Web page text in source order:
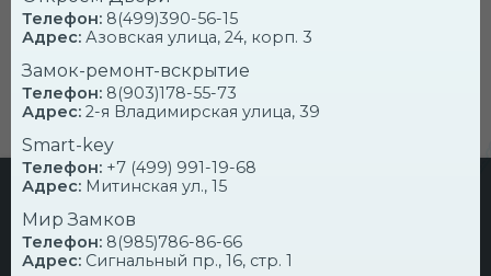
ИЩЕМ ПАРТНЕРОВ!
ПРЕДОСТАВЛЯЕМ ЗАКАЗЫ НА
ВСКРЫТИЕ ЗАМКОВ!
Телефон: 8(499)390-56-15
Адрес: Азовская улица, 24, корп. 3
Замок-ремонт-вскрытие
Телефон: 8(903)178-55-73
Адрес: 2-я Владимирская улица, 39
Smart-key
Телефон: +7 (499) 991-19-68
Адрес: Митинская ул., 15
Мир Замков
Телефон: 8(985)786-86-66
Адрес: Сигнальный пр., 16, стр. 1